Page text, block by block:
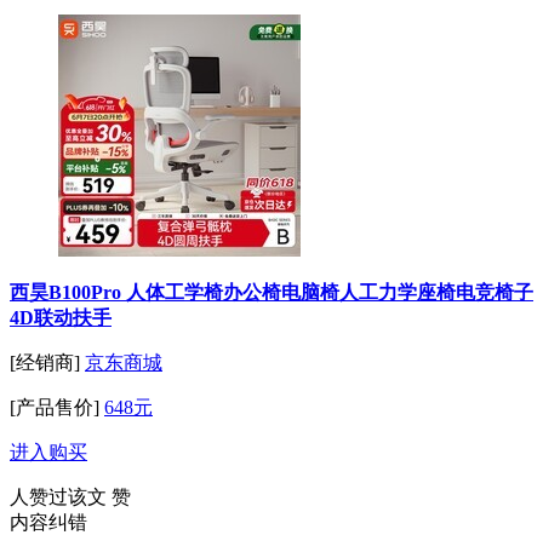
西昊B100Pro 人体工学椅办公椅电脑椅人工力学座椅电竞椅子
4D联动扶手
[经销商] 京东商城
[产品售价] 648元
进入购买
人赞过该文 赞
内容纠错